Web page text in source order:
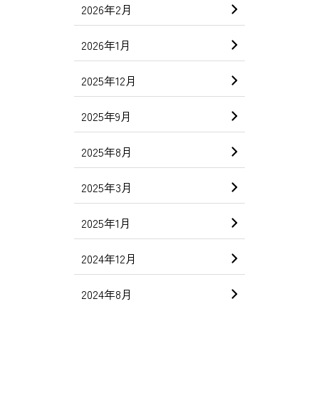
2026年2月
2026年1月
2025年12月
2025年9月
2025年8月
2025年3月
2025年1月
2024年12月
2024年8月